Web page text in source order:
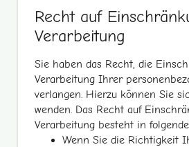
Recht auf
Verarbeitung
Sie haben das Recht, die
Verarbeitung Ihrer
verlangen. Hierzu können Sie
wenden. Das Recht auf
Verarbeitung besteht in
Wenn Sie die Richtigkeit